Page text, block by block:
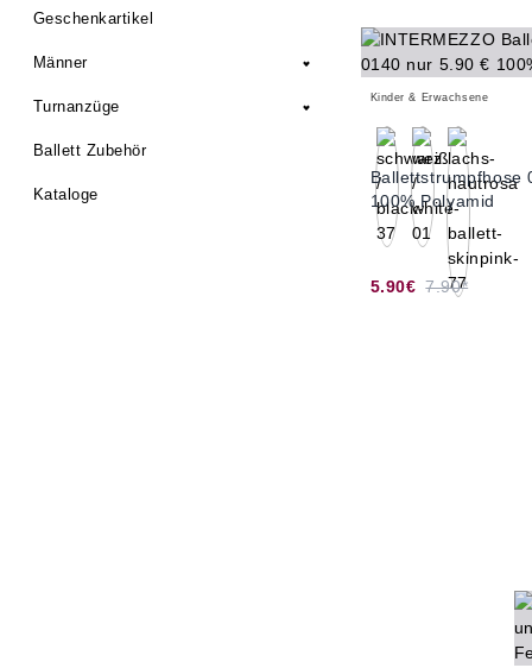
Geschenkartikel
Männer
Turnanzüge
Ballett Zubehör
Kataloge
Kinder & Erwachsene
Ballettstrumpfhose
100% Polyamid
5.90€ 7.90*